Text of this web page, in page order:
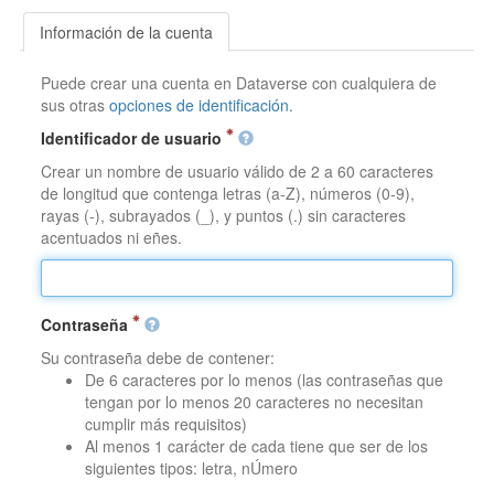
Información de la cuenta
Puede crear una cuenta en Dataverse con cualquiera de
sus otrasopciones de identificación.
Identificador de usuario
Crear un nombre de usuario válido de 2 a 60 caracteres
de longitud que contenga letras (a-Z), números (0-9),
rayas (-), subrayados (_), y puntos (.) sin caracteres
acentuados ni eñes.
Contraseña
Su contraseña debe de contener:
De 6 caracteres por lo menos (las contraseñas que
tengan por lo menos 20 caracteres no necesitan
cumplir más requisitos)
Al menos 1 carácter de cada tiene que ser de los
siguientes tipos: letra, nÚmero